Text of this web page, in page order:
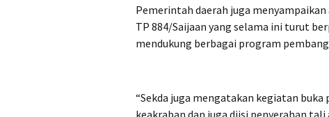
Pemerintah daerah juga
TP 884/Saijaan yang selama ini turut
mendukung berbagai program
“Sekda juga mengatakan kegiatan
keakraban dan juga diisi penyerahan